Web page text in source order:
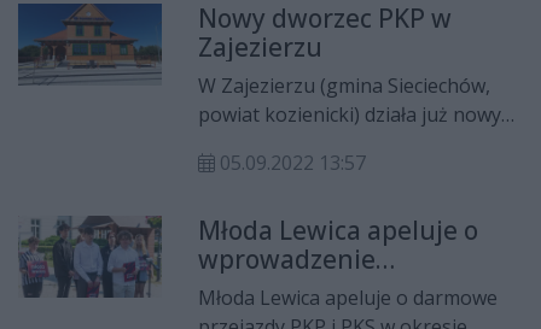
trasą przyjdzie nam poczekać,
bowiem jej start zaplanowano na
wrzesień 2023 r.
Nowy dworzec PKP w
Zajezierzu
W Zajezierzu (gmina Sieciechów,
powiat kozienicki) działa już nowy
wnętrze budynku,
wokół obiektu. Inwestycja
kosztowała blisko 9 mln zł.
05.09.2022 13:57
Młoda Lewica apeluje o
wprowadzenie
bezpłatnych przejazdów
PKS i PKP
Młoda Lewica apeluje o darmowe